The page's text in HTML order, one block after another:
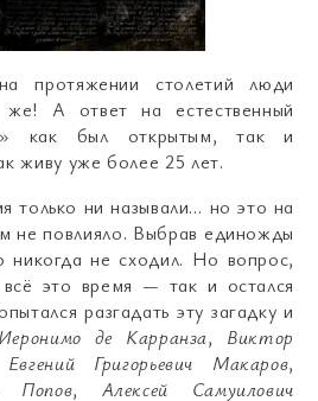
протяжении столетий люди
А ответ на естественный
как был открытым, так и
живу уже более 25 лет.
только ни называли… но это на
не повлияло. Выбрав единожды
никогда не сходил. Но вопрос,
это время — так и остался
разгадать эту загадку и
Иеронимо де Карранза, Виктор
Евгений Григорьевич Макаров,
Попов, Алексей Самуилович